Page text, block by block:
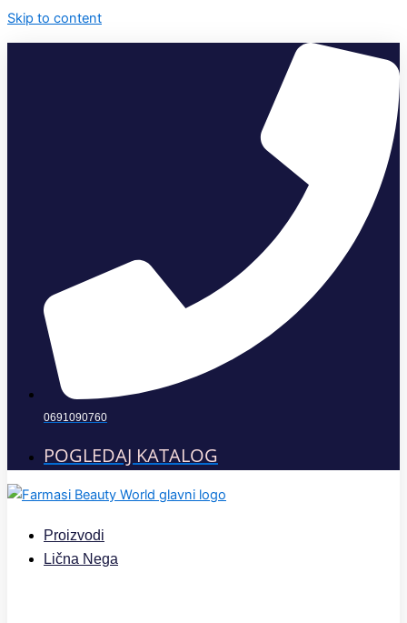
Skip to content
0691090760
POGLEDAJ KATALOG
Proizvodi
Lična Nega